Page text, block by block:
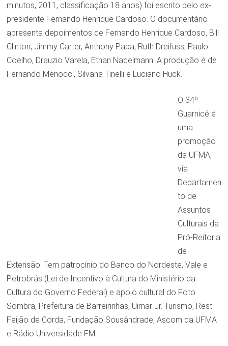
minutos, 2011, classificação 18 anos) foi escrito pelo ex-
presidente Fernando Henrique Cardoso. O documentário
apresenta depoimentos de Fernando Henrique Cardoso, Bill
Clinton, Jimmy Carter, Anthony Papa, Ruth Dreifuss, Paulo
Coelho, Drauzio Varela, Ethan Nadelmann. A produção é de
Fernando Menocci, Silvana Tinelli e Luciano Huck.
O 34º
Guarnicê é
uma
promoção
da UFMA,
via
Departamen
to de
Assuntos
Culturais da
Pró-Reitoria
de
Extensão. Tem patrocínio do Banco do Nordeste, Vale e
Petrobrás (Lei de Incentivo à Cultura do Ministério da
Cultura do Governo Federal) e apoio cultural do Foto
Sombra, Prefeitura de Barreirinhas, Uimar Jr. Turismo, Rest.
Feijão de Corda, Fundação Sousândrade, Ascom da UFMA
e Rádio Universidade FM.